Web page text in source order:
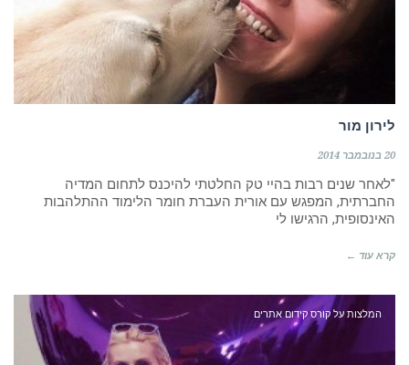
לירון מור
20 בנובמבר 2014
"לאחר שנים רבות בהיי טק החלטתי להיכנס לתחום המדיה
החברתית, המפגש עם אורית העברת חומר הלימוד ההתלהבות
האינסופית, הרגישו לי
קרא עוד ←
המלצות על קורס קידום אתרים